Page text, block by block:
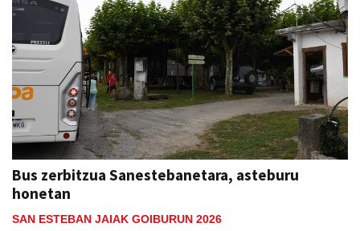
Bus zerbitzua Sanestebanetara, asteburu
honetan
SAN ESTEBAN JAIAK GOIBURUN 2026